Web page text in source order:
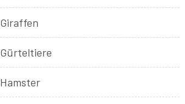
Giraffen
Gürteltiere
Hamster